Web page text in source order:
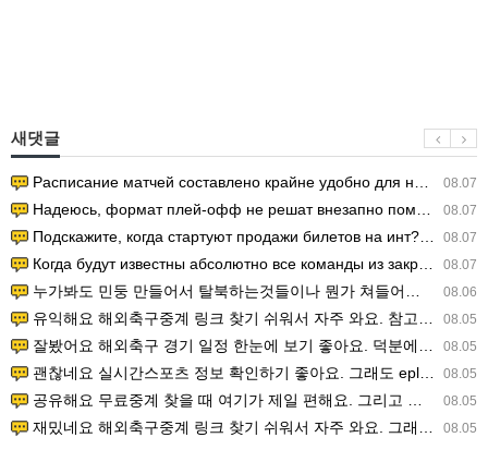
새댓글
08.07
Расписание матчей составлено крайне удобно для нашего часово…
08.07
Надеюсь, формат плей-офф не решат внезапно поменять. https:/…
08.07
Подскажите, когда стартуют продажи билетов на инт? https://g…
08.07
Когда будут известны абсолютно все команды из закрытых квали…
08.06
누가봐도 민둥 만들어서 탈북하는것들이나 뭔가 쳐들어오는 낌새를 미리 알아차리기 위함이지 저걸 전쟁준비라고 하…
08.05
유익해요 해외축구중계 링크 찾기 쉬워서 자주 와요. 참고로 무료스포츠중계 정보 확인할 때 출처 꼭 체크해요.…
08.05
잘봤어요 해외축구 경기 일정 한눈에 보기 좋아요. 덕분에 epl중계 볼 때 공식 중계 채널 먼저 찾아봐요. …
08.05
괜찮네요 실시간스포츠 정보 확인하기 좋아요. 그래도 epl중계 볼 때 공식 중계 채널 먼저 찾아봐요. 북마크…
08.05
공유해요 무료중계 찾을 때 여기가 제일 편해요. 그리고 무료스포츠중계 정보 확인할 때 출처 꼭 체크해요. 앞…
08.05
재밌네요 해외축구중계 링크 찾기 쉬워서 자주 와요. 그래서 해외축구중계도 정식 서비스로 봐야 안전해요. 다음…